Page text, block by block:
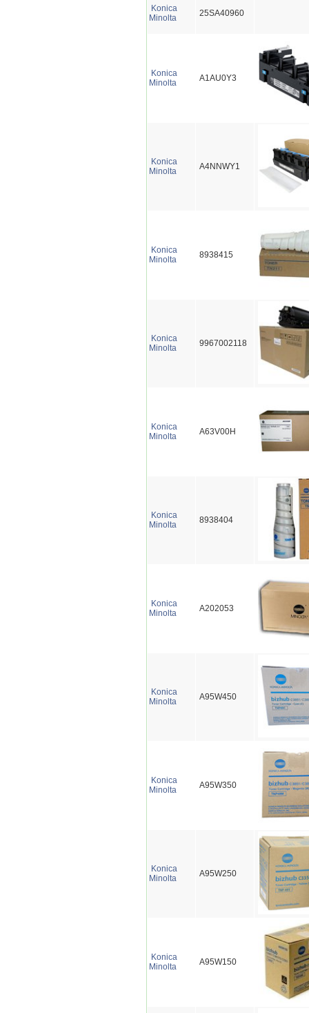
Konica
Minolta
25SA40960
Konica
Minolta
A1AU0Y3
Konica
Minolta
A4NNWY1
Konica
Minolta
8938415
Konica
Minolta
9967002118
Konica
Minolta
A63V00H
Konica
Minolta
8938404
Konica
Minolta
A202053
Konica
Minolta
A95W450
Konica
Minolta
A95W350
Konica
Minolta
A95W250
Konica
Minolta
A95W150